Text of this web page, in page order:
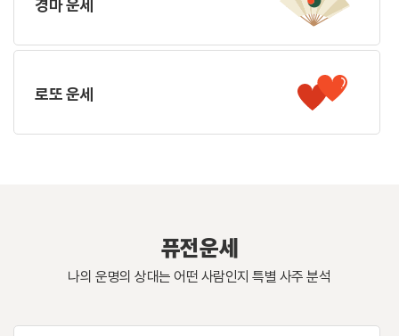
경마 운세
로또 운세
퓨전운세
나의 운명의 상대는 어떤 사람인지 특별 사주 분석